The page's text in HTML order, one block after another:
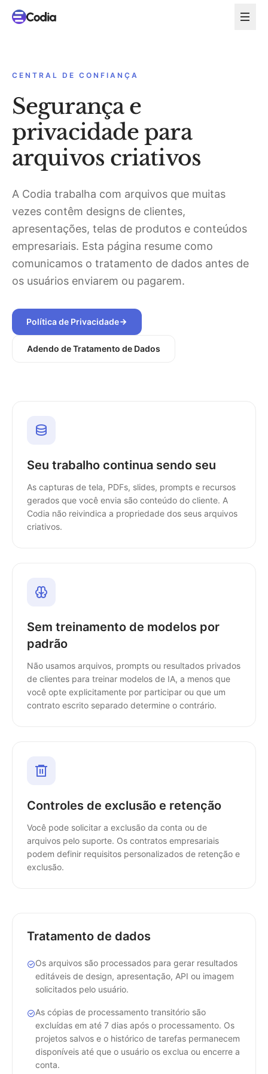
CENTRAL DE CONFIANÇA
Segurança e
privacidade para
arquivos criativos
A Codia trabalha com arquivos que muitas
vezes contêm designs de clientes,
apresentações, telas de produtos e conteúdos
empresariais. Esta página resume como
comunicamos o tratamento de dados antes de
os usuários enviarem ou pagarem.
Política de Privacidade
Adendo de Tratamento de Dados
Seu trabalho continua sendo seu
As capturas de tela, PDFs, slides, prompts e recursos
gerados que você envia são conteúdo do cliente. A
Codia não reivindica a propriedade dos seus arquivos
criativos.
Sem treinamento de modelos por
padrão
Não usamos arquivos, prompts ou resultados privados
de clientes para treinar modelos de IA, a menos que
você opte explicitamente por participar ou que um
contrato escrito separado determine o contrário.
Controles de exclusão e retenção
Você pode solicitar a exclusão da conta ou de
arquivos pelo suporte. Os contratos empresariais
podem definir requisitos personalizados de retenção e
exclusão.
Tratamento de dados
Os arquivos são processados para gerar resultados
editáveis de design, apresentação, API ou imagem
solicitados pelo usuário.
As cópias de processamento transitório são
excluídas em até 7 dias após o processamento. Os
projetos salvos e o histórico de tarefas permanecem
disponíveis até que o usuário os exclua ou encerre a
conta.